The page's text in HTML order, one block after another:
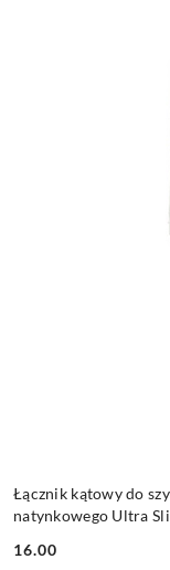
Łącznik kątowy do
natynkowego Ultra
Cena:
16.00